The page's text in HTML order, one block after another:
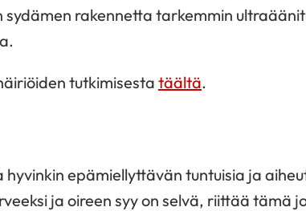
rakennetta tarkemmin
tutkimisesta täältä.
hyvinkin epämiellyttävän tuntuisia ja
ja oireen syy on selvä, riittää tämä